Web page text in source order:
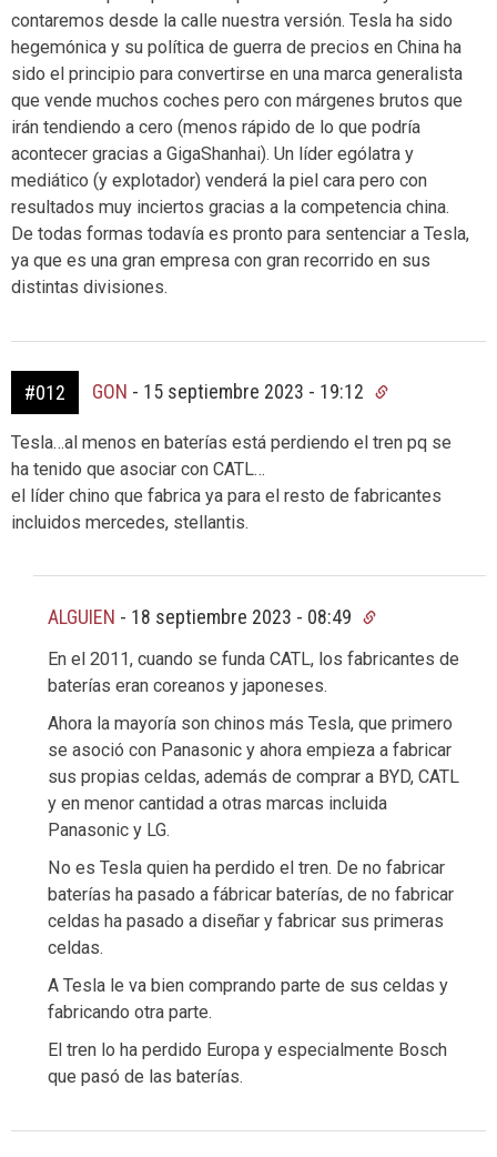
contaremos desde la calle nuestra versión. Tesla ha sido
hegemónica y su política de guerra de precios en China ha
sido el principio para convertirse en una marca generalista
que vende muchos coches pero con márgenes brutos que
irán tendiendo a cero (menos rápido de lo que podría
acontecer gracias a GigaShanhai). Un líder ególatra y
mediático (y explotador) venderá la piel cara pero con
resultados muy inciertos gracias a la competencia china.
De todas formas todavía es pronto para sentenciar a Tesla,
ya que es una gran empresa con gran recorrido en sus
distintas divisiones.
#012 GON - 15 septiembre 2023 - 19:12
Tesla…al menos en baterías está perdiendo el tren pq se
ha tenido que asociar con CATL…
el líder chino que fabrica ya para el resto de fabricantes
incluidos mercedes, stellantis.
ALGUIEN - 18 septiembre 2023 - 08:49
En el 2011, cuando se funda CATL, los fabricantes de
baterías eran coreanos y japoneses.
Ahora la mayoría son chinos más Tesla, que primero
se asoció con Panasonic y ahora empieza a fabricar
sus propias celdas, además de comprar a BYD, CATL
y en menor cantidad a otras marcas incluida
Panasonic y LG.
No es Tesla quien ha perdido el tren. De no fabricar
baterías ha pasado a fábricar baterías, de no fabricar
celdas ha pasado a diseñar y fabricar sus primeras
celdas.
A Tesla le va bien comprando parte de sus celdas y
fabricando otra parte.
El tren lo ha perdido Europa y especialmente Bosch
que pasó de las baterías.